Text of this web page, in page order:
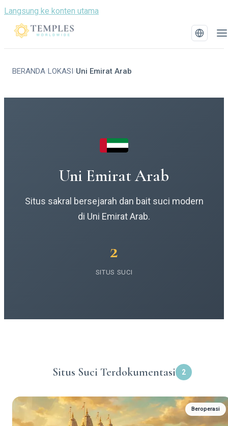
Langsung ke konten utama
BERANDA/LOKASI / Uni Emirat Arab
Uni Emirat Arab
Situs sakral bersejarah dan bait suci modern
di Uni Emirat Arab.
2
SITUS SUCI
Situs Suci Terdokumentasi 2
Beroperasi